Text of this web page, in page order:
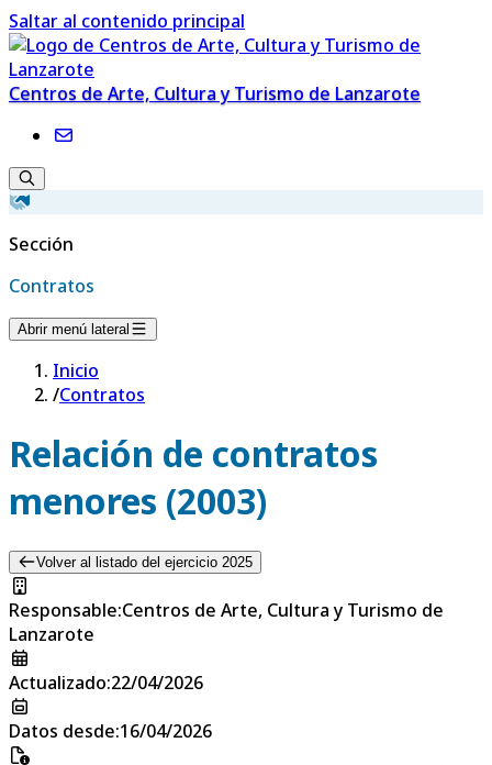
Saltar al contenido principal
Centros de Arte, Cultura y Turismo de Lanzarote
Sección
Contratos
Abrir menú lateral
Inicio
/Contratos
Relación de contratos
menores (2003)
Volver al listado del ejercicio 2025
Responsable:Centros de Arte, Cultura y Turismo de
Lanzarote
Actualizado:22/04/2026
Datos desde:16/04/2026